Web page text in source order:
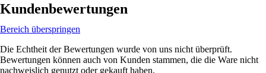
Kundenbewertungen
Bereich überspringen
Die Echtheit der Bewertungen wurde von uns nicht überprüft.
Bewertungen können auch von Kunden stammen, die die Ware nicht
nachweislich genutzt oder gekauft haben.